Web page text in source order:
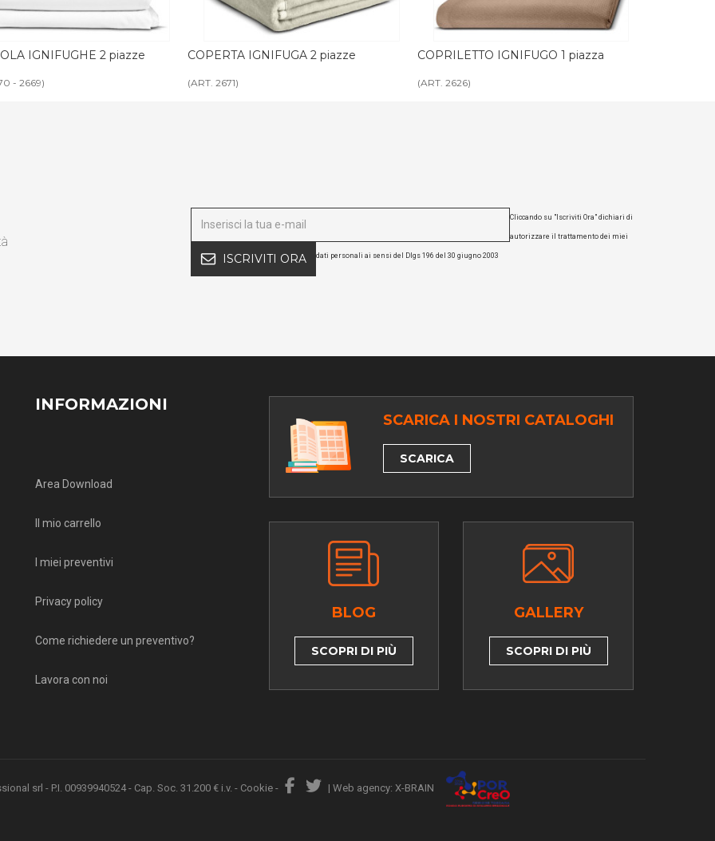
IGNIFUGHE 2 piazze
- 2669)
COPERTA IGNIFUGA 2 piazze
(ART. 2671)
COPRILETTO IGNIFUGO 1 piazza
(ART. 2626)
ISCRIVITI ORA
Cliccando su "Iscriviti Ora" dichiari di
autorizzare il trattamento dei miei
dati personali ai sensi del Dlgs 196 del 30 giugno 2003
INFORMAZIONI
Area Download
Il mio carrello
I miei preventivi
Privacy policy
Come richiedere un preventivo?
Lavora con noi
SCARICA I NOSTRI CATALOGHI
SCARICA
BLOG
SCOPRI DI PIÙ
GALLERY
SCOPRI DI PIÙ
srl - P.I. 00939940524 - Cap. Soc. 31.200 € i.v. - Cookie - | Web agency: X-BRAIN